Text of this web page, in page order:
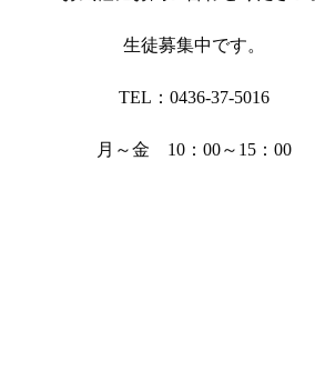
生徒募集中です。
TEL：0436-37-5016
月～金 10：00～15：00